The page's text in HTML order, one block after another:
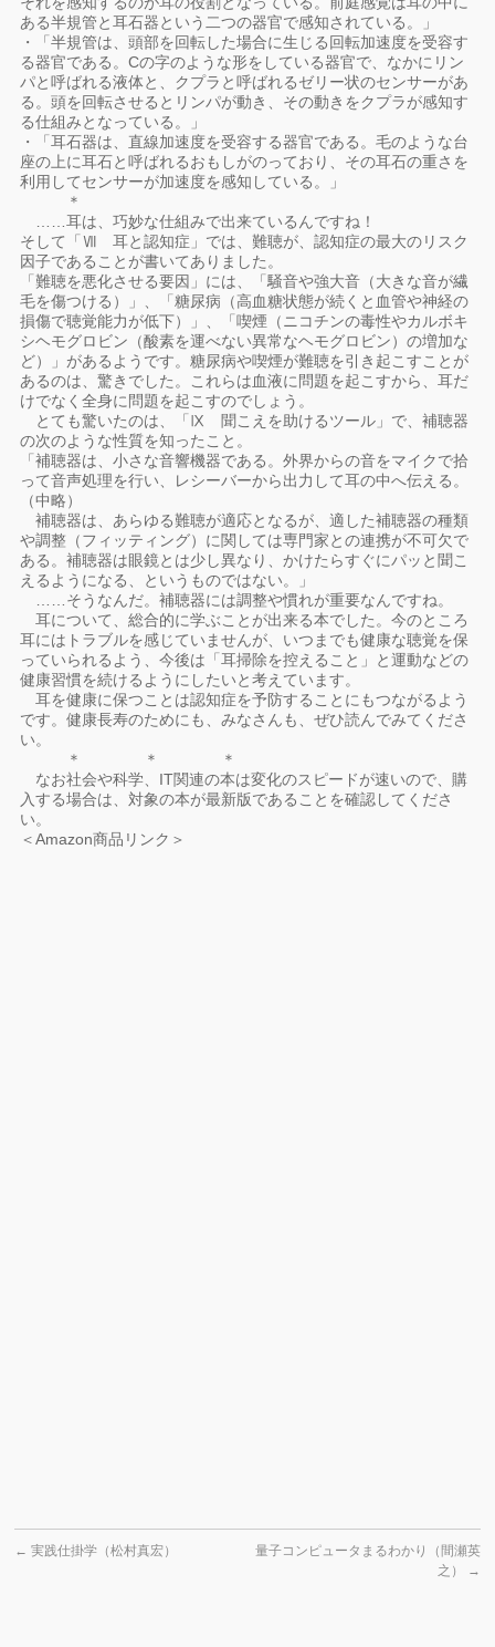
ある半規管と耳石器という二つの器官で感知されている。」
・「半規管は、頭部を回転した場合に生じる回転加速度を受容す
る器官である。Cの字のような形をしている器官で、なかにリン
パと呼ばれる液体と、クプラと呼ばれるゼリー状のセンサーがあ
る。頭を回転させるとリンパが動き、その動きをクプラが感知す
る仕組みとなっている。」
・「耳石器は、直線加速度を受容する器官である。毛のような台
座の上に耳石と呼ばれるおもしがのっており、その耳石の重さを
利用してセンサーが加速度を感知している。」
＊
……耳は、巧妙な仕組みで出来ているんですね！
そして「Ⅶ 耳と認知症」では、難聴が、認知症の最大のリスク
因子であることが書いてありました。
「難聴を悪化させる要因」には、「騒音や強大音（大きな音が繊
毛を傷つける）」、「糖尿病（高血糖状態が続くと血管や神経の
損傷で聴覚能力が低下）」、「喫煙（ニコチンの毒性やカルボキ
シヘモグロビン（酸素を運べない異常なヘモグロビン）の増加な
ど）」があるようです。糖尿病や喫煙が難聴を引き起こすことが
あるのは、驚きでした。これらは血液に問題を起こすから、耳だ
けでなく全身に問題を起こすのでしょう。
とても驚いたのは、「Ⅸ 聞こえを助けるツール」で、補聴器
の次のような性質を知ったこと。
「補聴器は、小さな音響機器である。外界からの音をマイクで拾
って音声処理を行い、レシーバーから出力して耳の中へ伝える。
（中略）
補聴器は、あらゆる難聴が適応となるが、適した補聴器の種類
や調整（フィッティング）に関しては専門家との連携が不可欠で
ある。補聴器は眼鏡とは少し異なり、かけたらすぐにパッと聞こ
えるようになる、というものではない。」
……そうなんだ。補聴器には調整や慣れが重要なんですね。
耳について、総合的に学ぶことが出来る本でした。今のところ
耳にはトラブルを感じていませんが、いつまでも健康な聴覚を保
っていられるよう、今後は「耳掃除を控えること」と運動などの
健康習慣を続けるようにしたいと考えています。
耳を健康に保つことは認知症を予防することにもつながるよう
です。健康長寿のためにも、みなさんも、ぜひ読んでみてくださ
い。
＊ ＊ ＊
なお社会や科学、IT関連の本は変化のスピードが速いので、購
入する場合は、対象の本が最新版であることを確認してくださ
い。
＜Amazon商品リンク＞
← 実践仕掛学（松村真宏）
量子コンピュータまるわかり（間瀬英
之）
→